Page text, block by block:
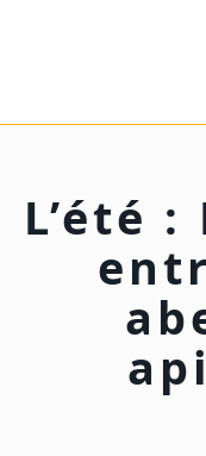
L’été